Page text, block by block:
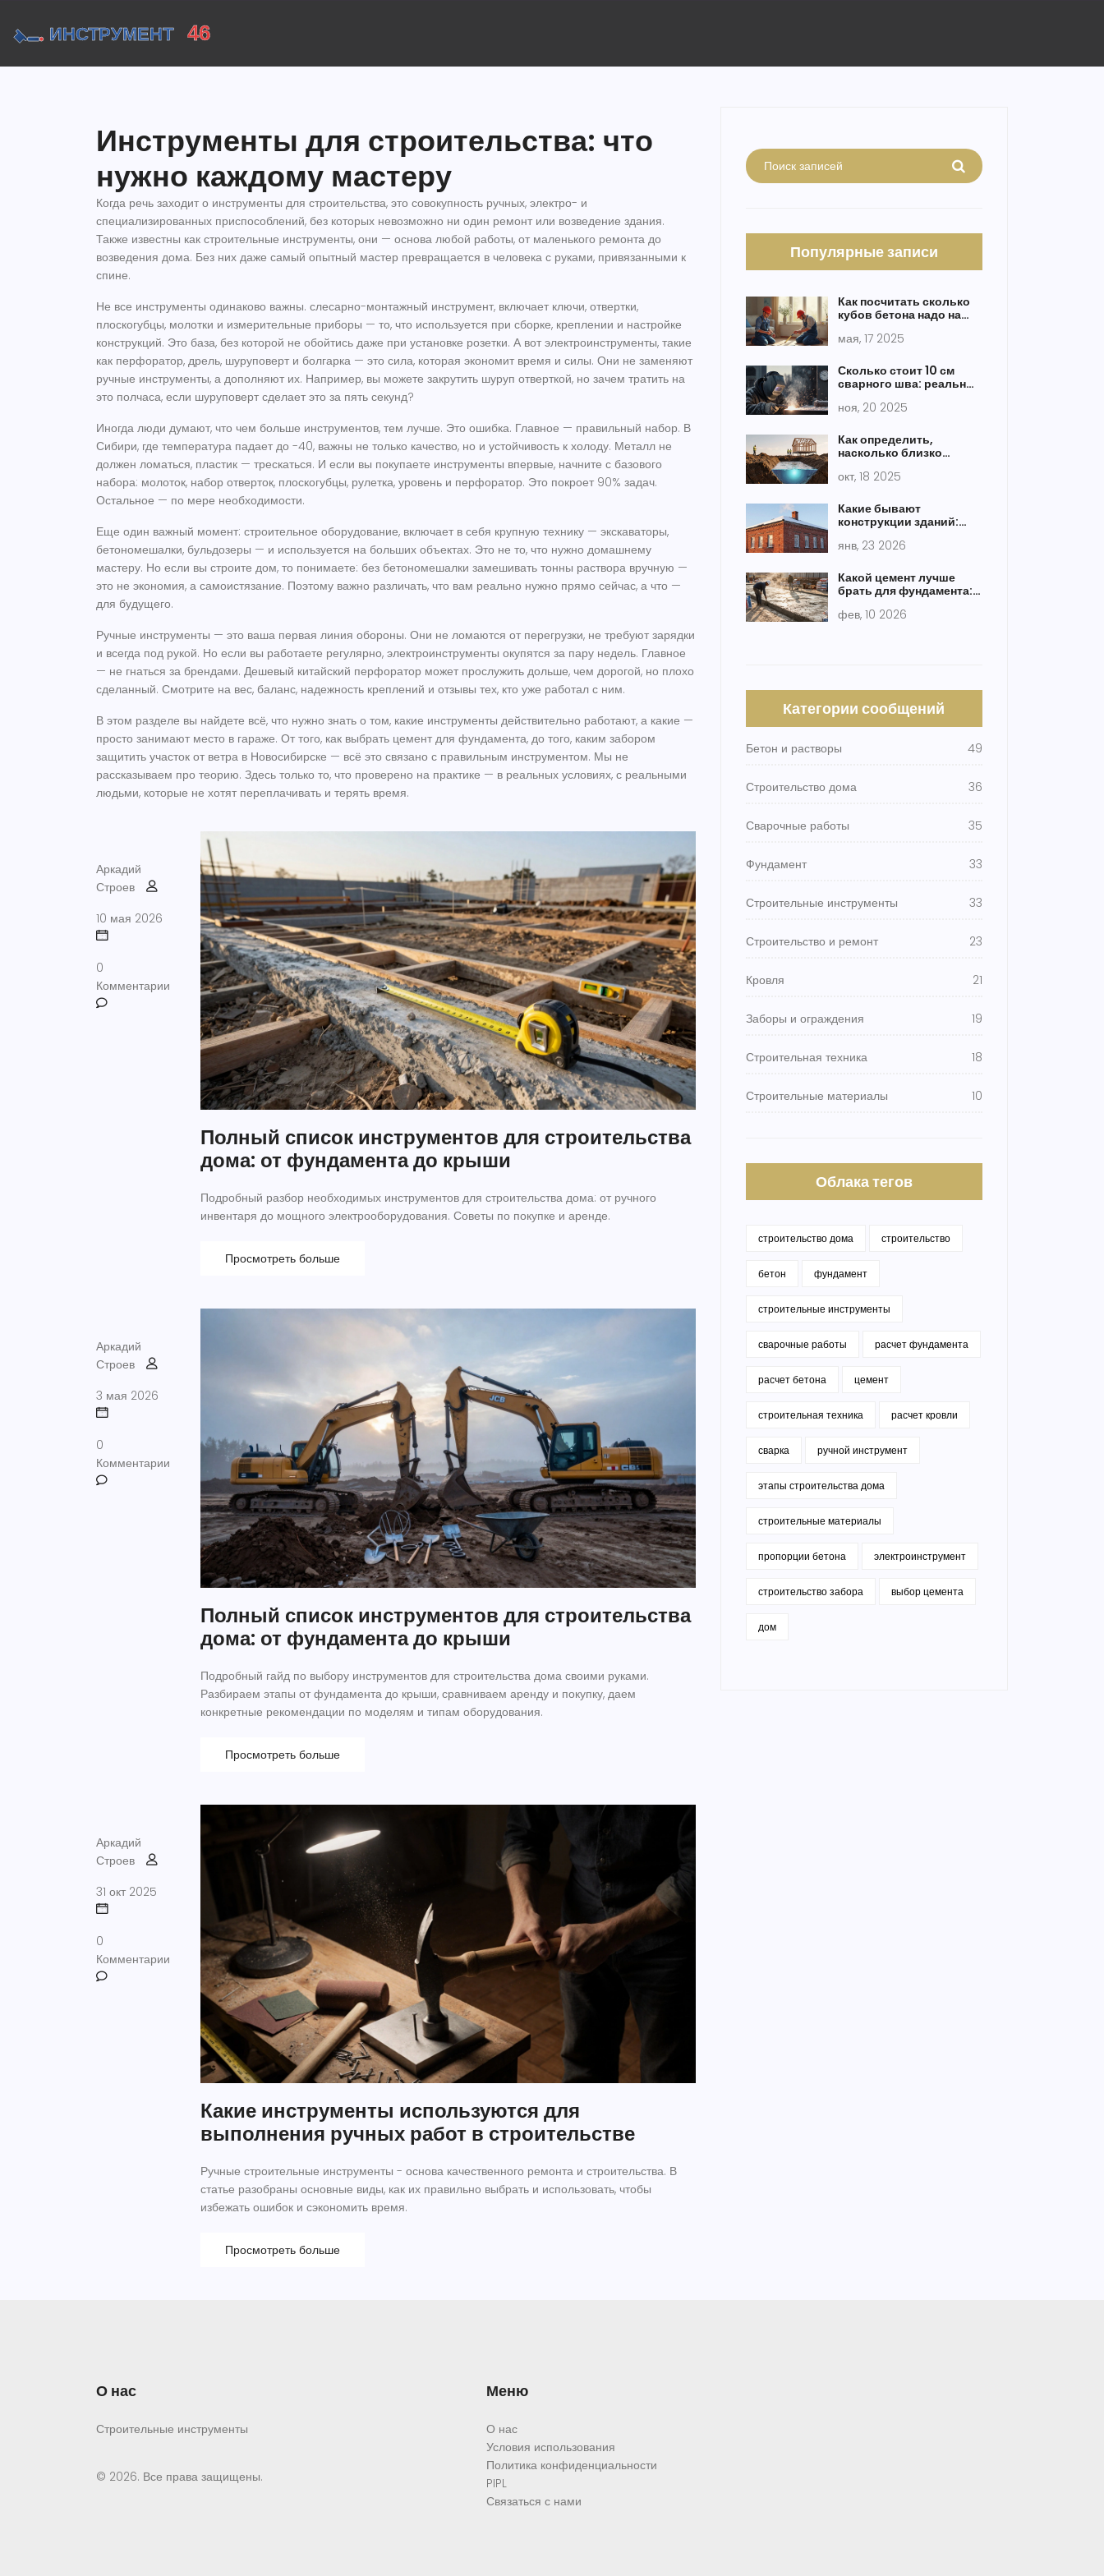
Инструменты для строительства: что
нужно каждому мастеру
Когда речь заходит о инструменты для строительства, это совокупность ручных, электро- и
специализированных приспособлений, без которых невозможно ни один ремонт или возведение здания.
Также известны как строительные инструменты, они — основа любой работы, от маленького ремонта до
возведения дома. Без них даже самый опытный мастер превращается в человека с руками, привязанными к
спине.
Не все инструменты одинаково важны. слесарно-монтажный инструмент, включает ключи, отвертки,
плоскогубцы, молотки и измерительные приборы — то, что используется при сборке, креплении и настройке
конструкций. Это база, без которой не обойтись даже при установке розетки. А вот электроинструменты, такие
как перфоратор, дрель, шуруповерт и болгарка — это сила, которая экономит время и силы. Они не заменяют
ручные инструменты, а дополняют их. Например, вы можете закрутить шуруп отверткой, но зачем тратить на
это полчаса, если шуруповерт сделает это за пять секунд?
Иногда люди думают, что чем больше инструментов, тем лучше. Это ошибка. Главное — правильный набор. В
Сибири, где температура падает до -40, важны не только качество, но и устойчивость к холоду. Металл не
должен ломаться, пластик — трескаться. И если вы покупаете инструменты впервые, начните с базового
набора: молоток, набор отверток, плоскогубцы, рулетка, уровень и перфоратор. Это покроет 90% задач.
Остальное — по мере необходимости.
Еще один важный момент: строительное оборудование, включает в себя крупную технику — экскаваторы,
бетономешалки, бульдозеры — и используется на больших объектах. Это не то, что нужно домашнему
мастеру. Но если вы строите дом, то понимаете: без бетономешалки замешивать тонны раствора вручную —
это не экономия, а самоистязание. Поэтому важно различать, что вам реально нужно прямо сейчас, а что —
для будущего.
Ручные инструменты — это ваша первая линия обороны. Они не ломаются от перегрузки, не требуют зарядки
и всегда под рукой. Но если вы работаете регулярно, электроинструменты окупятся за пару недель. Главное
— не гнаться за брендами. Дешевый китайский перфоратор может прослужить дольше, чем дорогой, но плохо
сделанный. Смотрите на вес, баланс, надежность креплений и отзывы тех, кто уже работал с ним.
В этом разделе вы найдете всё, что нужно знать о том, какие инструменты действительно работают, а какие —
просто занимают место в гараже. От того, как выбрать цемент для фундамента, до того, каким забором
защитить участок от ветра в Новосибирске — всё это связано с правильным инструментом. Мы не
рассказываем про теорию. Здесь только то, что проверено на практике — в реальных условиях, с реальными
людьми, которые не хотят переплачивать и терять время.
Аркадий
Строев
10 мая 2026
0
Комментарии
Полный список инструментов для строительства
дома: от фундамента до крыши
Подробный разбор необходимых инструментов для строительства дома: от ручного
инвентаря до мощного электрооборудования. Советы по покупке и аренде.
Просмотреть больше
Аркадий
Строев
3 мая 2026
0
Комментарии
Полный список инструментов для строительства
дома: от фундамента до крыши
Подробный гайд по выбору инструментов для строительства дома своими руками.
Разбираем этапы от фундамента до крыши, сравниваем аренду и покупку, даем
конкретные рекомендации по моделям и типам оборудования.
Просмотреть больше
Аркадий
Строев
31 окт 2025
0
Комментарии
Какие инструменты используются для
выполнения ручных работ в строительстве
Ручные строительные инструменты - основа качественного ремонта и строительства. В
статье разобраны основные виды, как их правильно выбрать и использовать, чтобы
избежать ошибок и сэкономить время.
Просмотреть больше
Популярные записи
Как посчитать сколько
кубов бетона надо на
формула и советы
мая, 17 2025
Сколько стоит 10 см
сварного шва: реальные
ноя, 20 2025
Как определить,
насколько близко
расчете фундамента
окт, 18 2025
Какие бывают
конструкции зданий:
особенности
янв, 23 2026
Какой цемент лучше
брать для фундамента:
составу и условиям
фев, 10 2026
Категории сообщений
Бетон и растворы 49
Строительство дома 36
Сварочные работы 35
Фундамент 33
Строительные инструменты 33
Строительство и ремонт 23
Кровля 21
Заборы и ограждения 19
Строительная техника 18
Строительные материалы 10
Облака тегов
строительство дома строительство
бетон фундамент
строительные инструменты
сварочные работы расчет фундамента
расчет бетона цемент
строительная техника расчет кровли
сварка ручной инструмент
этапы строительства дома
строительные материалы
пропорции бетона электроинструмент
строительство забора выбор цемента
дом
О нас
Строительные инструменты
© 2026. Все права защищены.
Меню
О нас
Условия использования
Политика конфиденциальности
PIPL
Связаться с нами